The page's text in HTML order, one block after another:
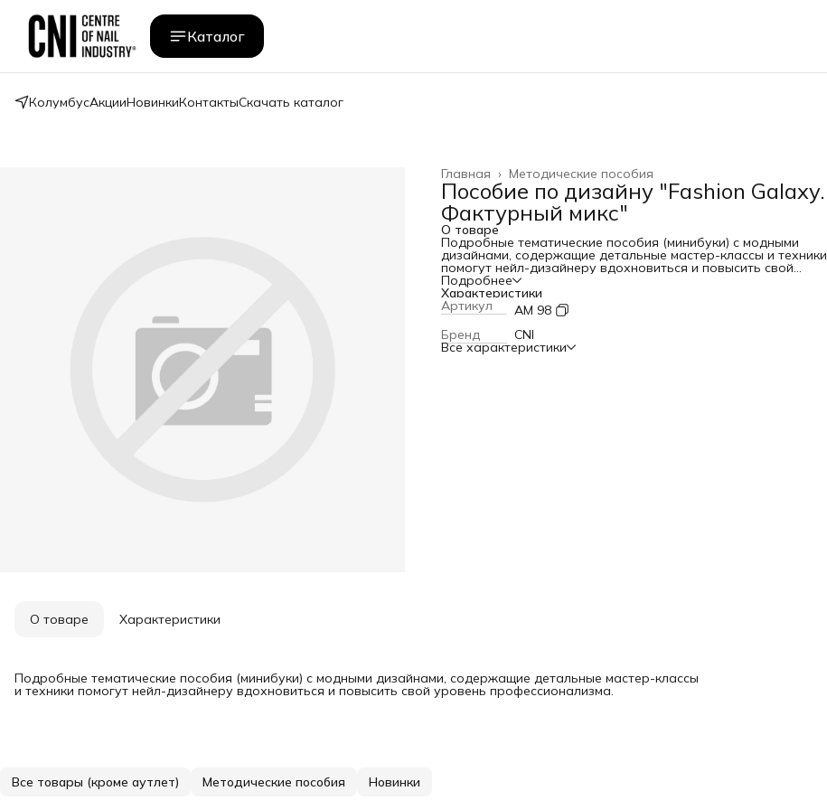
Каталог
КолумбусАкцииНовинкиКонтактыСкачать каталог
Методические пособия
Главная ›
Пособие по дизайну "Fashion Galaxy.
Фактурный микс"
О товаре
Подробные тематические пособия (минибуки) с модными
дизайнами, содержащие детальные мастер-классы и техники
помогут нейл-дизайнеру вдохновиться и повысить свой
уровень профессионализма.
Подробнее
Характеристики
Артикул
AM 98
Бренд
CNI
Все характеристики
О товаре Характеристики
Подробные тематические пособия (минибуки) с модными дизайнами, содержащие детальные мастер-классы
и техники помогут нейл-дизайнеру вдохновиться и повысить свой уровень профессионализма.
Все товары (кроме аутлет) Методические пособия Новинки